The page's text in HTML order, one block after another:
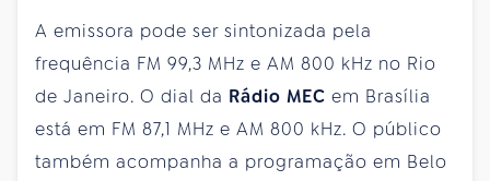
A emissora pode ser sintonizada pela
frequência FM 99,3 MHz e AM 800 kHz no Rio
de Janeiro. O dial da Rádio MEC em Brasília
está em FM 87,1 MHz e AM 800 kHz. O público
também acompanha a programação em Belo